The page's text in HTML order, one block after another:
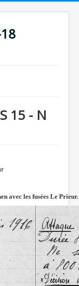
15 - N
avec les fusées Le